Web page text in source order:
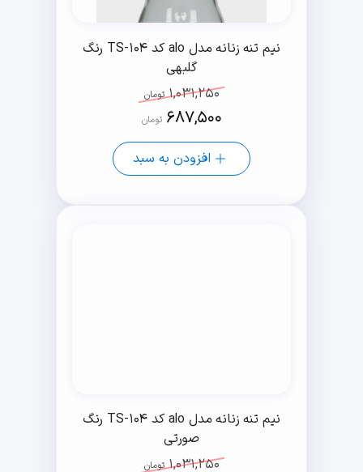
نیم تنه زنانه مدل alo کد TS-104 رنگ
گلبهی
1,031,250 تومان
687,500 تومان
افزودن به سبد
نیم تنه زنانه مدل alo کد TS-104 رنگ
صورتی
1,031,250 تومان